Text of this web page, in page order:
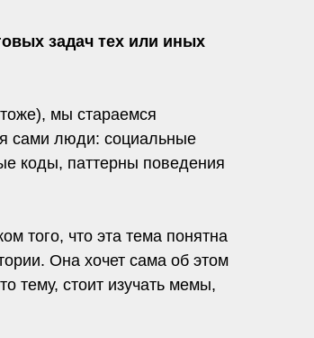
задач тех или иных
мы стараемся
сами люди: социальные
коды, паттерны поведения
того, что эта тема понятна
Она хочет сама об этом
тему, стоит изучать мемы,